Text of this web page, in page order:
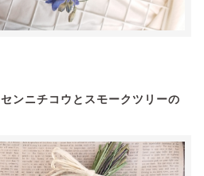
センニチコウとスモークツリーの